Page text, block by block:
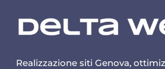
Realizzazione siti Genova,